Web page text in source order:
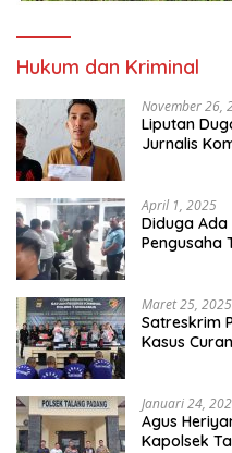
Hukum dan Kriminal
November 26,
Liputan
Jurnalis
April 1, 2025
Diduga
Pengusaha
Maret 25, 2025
Satreskrim
Kasus
Januari 24,
Agus
Kapolsek